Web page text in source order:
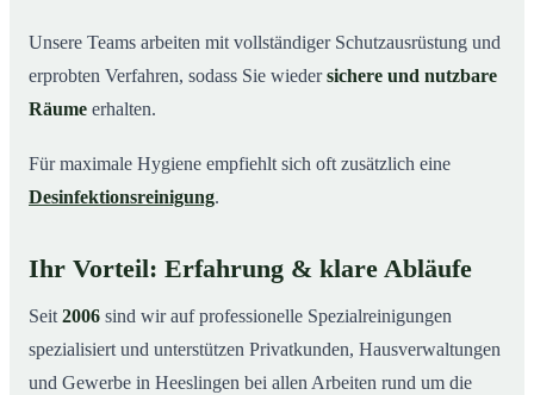
Unsere Teams arbeiten mit vollständiger Schutzausrüstung und
erprobten Verfahren, sodass Sie wiedersichere und nutzbare
Räume erhalten.
Für maximale Hygiene empfiehlt sich oft zusätzlich eine
Desinfektionsreinigung.
Ihr Vorteil: Erfahrung & klare Abläufe
Seit 2006 sind wir auf professionelle Spezialreinigungen
spezialisiert und unterstützen Privatkunden, Hausverwaltungen
und Gewerbe in Heeslingen bei allen Arbeiten rund um die